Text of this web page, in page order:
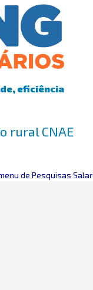
eficiência
rural CNAE
de Pesquisas